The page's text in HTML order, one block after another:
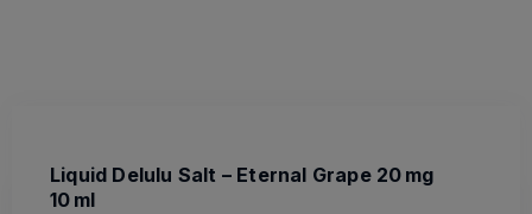
Liquid Delulu Salt – Eternal Grape 20 mg
10 ml